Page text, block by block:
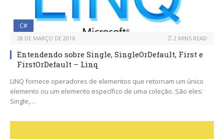
C#
28 DE MARÇO DE 2016 2 MINS READ
Entendendo sobre Single, SingleOrDefault, First e
FirstOrDefault – Linq
LINQ fornece operadores de elementos que retornam um único
elemento ou um elemento específico de uma coleção. São eles:
Single,…